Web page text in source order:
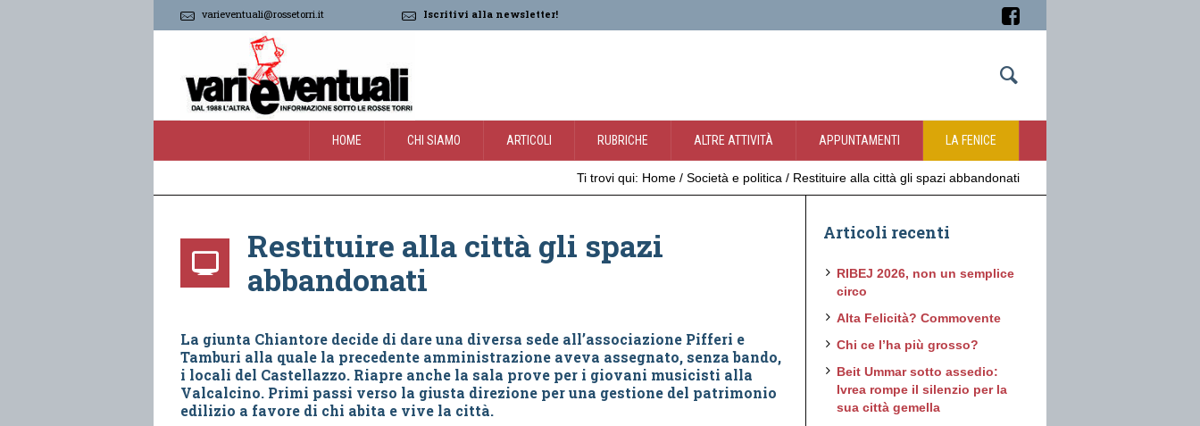
varieventuali@rossetorri.it Iscritivi alla newsletter!
HOME CHI SIAMO ARTICOLI RUBRICHE ALTRE ATTIVITÀ APPUNTAMENTI LA FENICE
Ti trovi qui: Home / Società e politica / Restituire alla città gli spazi abbandonati
Restituire alla città gli spazi
abbandonati
La giunta Chiantore decide di dare una diversa sede all’associazione Pifferi e
Tamburi alla quale la precedente amministrazione aveva assegnato, senza bando,
i locali del Castellazzo. Riapre anche la sala prove per i giovani musicisti alla
Valcalcino. Primi passi verso la giusta direzione per una gestione del patrimonio
edilizio a favore di chi abita e vive la città.
Articoli recenti
RIBEJ 2026, non un semplice
circo
Alta Felicità? Commovente
Chi ce l’ha più grosso?
Beit Ummar sotto assedio:
Ivrea rompe il silenzio per la
sua città gemella